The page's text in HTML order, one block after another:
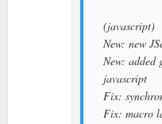
(javascript)
New: new
New: added
javascript
Fix:
Fix: macro